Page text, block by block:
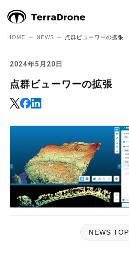
HOME NEWS 点群ビューワーの拡張
2024年5月20日
点群ビューワーの拡張
NEWS TOP